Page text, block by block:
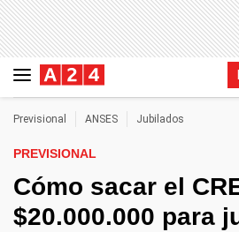
Previsional ANSES Jubilados
PREVISIONAL
Cómo sacar el
$20.000.000 para